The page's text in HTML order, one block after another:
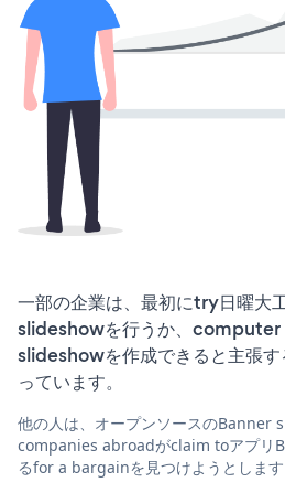
一部の企業は、最初にtry日曜大
slideshowを行うか、
slideshowを作成できると主張
っています。
他の人は、オープンソースのBanner
companies abroadがclaim toアプリ
るfor a bargainを見つけようとします